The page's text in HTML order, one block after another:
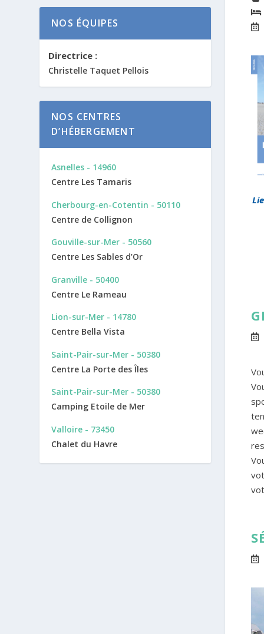
NOS ÉQUIPES
Directrice :
Christelle Taquet Pellois
NOS CENTRES
D’HÉBERGEMENT
Asnelles - 14960
Centre Les Tamaris
Cherbourg-en-Cotentin - 50110
Centre de Collignon
Gouville-sur-Mer - 50560
Centre Les Sables d’Or
Granville - 50400
Centre Le Rameau
Lion-sur-Mer - 14780
Centre Bella Vista
Saint-Pair-sur-Mer - 50380
Centre La Porte des Îles
Saint-Pair-sur-Mer - 50380
Camping Etoile de Mer
Valloire - 73450
Chalet du Havre